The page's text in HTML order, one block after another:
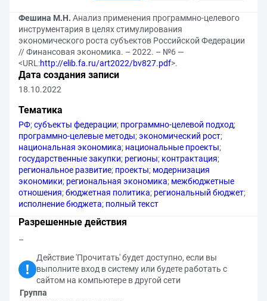
Фешина М.Н. Анализ применения программно-целевого
инструментария в целях стимулирования
экономического роста субъектов Российской Федерации
// Финансовая экономика. – 2022. – №6 —
<URL:http://elib.fa.ru/art2022/bv827.pdf>.
Дата создания записи
18.10.2022
Тематика
РФ;субъекты федерации; программно-целевой подход;
программно-целевые методы;экономический рост;
национальная экономика; национальные проекты;
государственные закупки; регионы; контрактация;
региональное развитие; проекты; модернизация
экономики; региональная экономика; межбюджетные
отношения;бюджетная политика; региональный бюджет;
исполнение бюджета; полный текст
Разрешенные действия
–
Действие 'Прочитать' будет доступно, если вы
выполните вход в систему или будете работать с
сайтом на компьютере в другой сети
Группа